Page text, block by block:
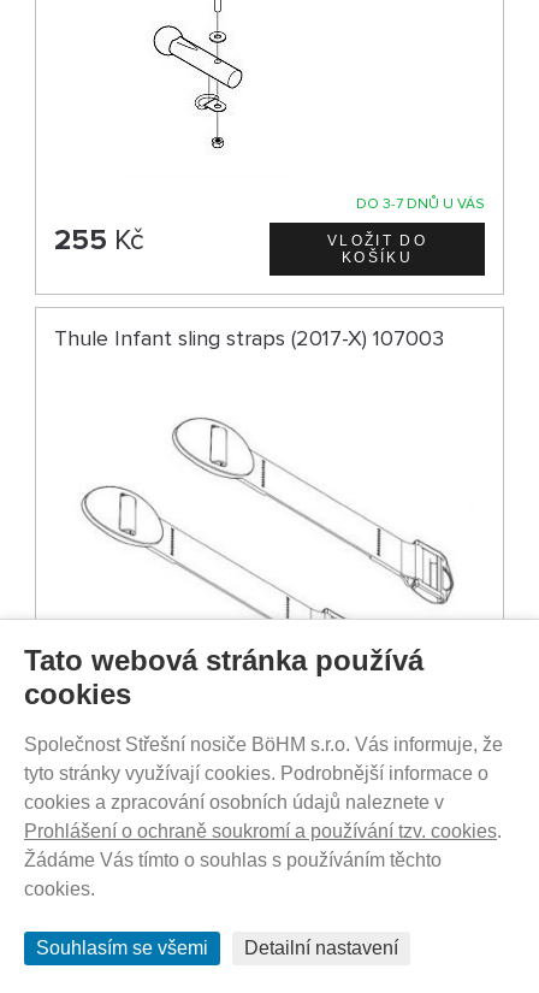
DO 3-7 DNŮ U VÁS
255 Kč
Thule Infant sling straps (2017-X) 107003
255Kč
Thule Crotch pad - Black 54592
Tato webová stránka používá
cookies
Společnost Střešní nosiče BöHM s.r.o. Vás informuje, že
tyto stránky využívají cookies. Podrobnější informace o
cookies a zpracování osobních údajů naleznete v
Prohlášení o ochraně soukromí a používání tzv. cookies.
Žádáme Vás tímto o souhlas s používáním těchto
cookies.
Souhlasím se všemi Detailní nastavení